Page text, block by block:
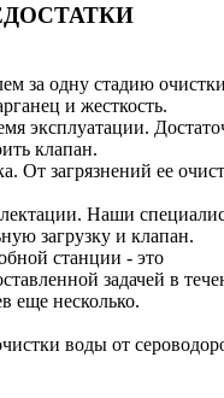
за одну стадию
и жесткость.
эксплуатации.
клапан.
От загрязнений ее
Наши
загрузку и клапан.
станции - это
задачей в
еще несколько.
воды от